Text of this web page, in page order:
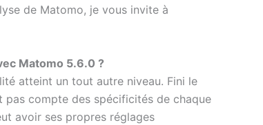
de Matomo, je vous invite à
Matomo 5.6.0 ?
atteint un tout autre niveau. Fini le
compte des spécificités de chaque
avoir ses propres réglages